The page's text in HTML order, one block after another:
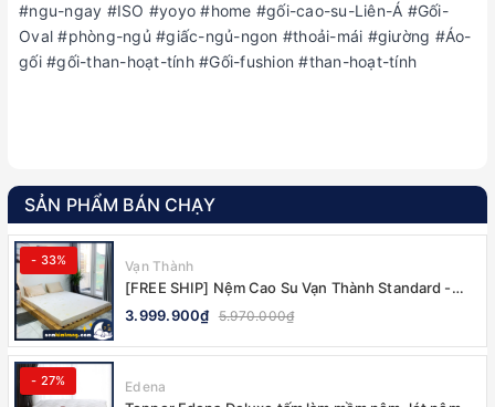
#ngu-ngay #ISO #yoyo #home #gối-cao-su-Liên-Á #Gối-
Oval #phòng-ngủ #giấc-ngủ-ngon #thoải-mái #giường #Áo-
gối #gối-than-hoạt-tính #Gối-fushion #than-hoạt-tính
SẢN PHẨM BÁN CHẠY
- 33% Vạn Thành
[FREE SHIP] Nệm Cao Su Vạn Thành Standard -
CHÍNH HÃNG, BẢO HÀNH 12 NĂM
3.999.900₫ 5.970.000₫
- 27% Edena